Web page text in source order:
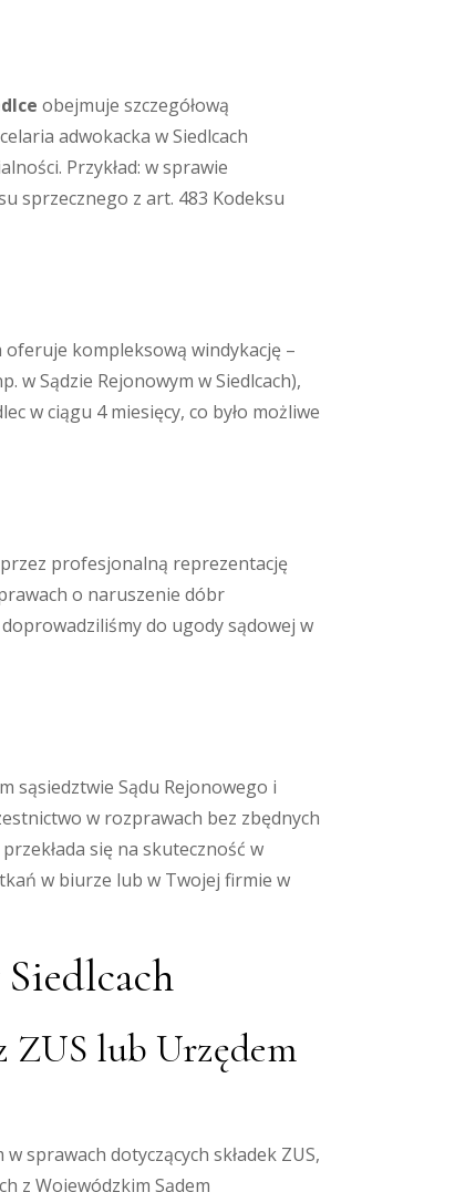
obejmuje szczegółową
adwokacka w Siedlcach
Przykład: w sprawie
sprzecznego z art. 483 Kodeksu
kompleksową windykację –
w Sądzie Rejonowym w Siedlcach),
w ciągu 4 miesięcy, co było możliwe
profesjonalną reprezentację
o naruszenie dóbr
do ugody sądowej w
sąsiedztwie Sądu Rejonowego i
w rozprawach bez zbędnych
się na skuteczność w
w biurze lub w Twojej firmie w
ZUS lub Urzędem
sprawach dotyczących składek ZUS,
z Wojewódzkim Sądem